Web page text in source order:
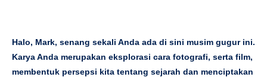
Halo, Mark, senang sekali Anda ada di sini musim gugur ini.
Karya Anda merupakan eksplorasi cara fotografi, serta film,
membentuk persepsi kita tentang sejarah dan menciptakan